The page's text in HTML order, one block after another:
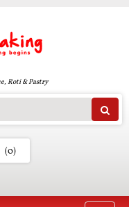
Roti & Pastry
(0)